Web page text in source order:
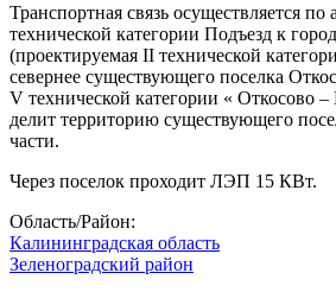
Транспортная связь осуществляется по
технической категории Подъезд к
(проектируемая II технической
севернее существующего поселка
V технической категории « Откосово
делит территорию существующего
части.
Через поселок проходит ЛЭП 15 КВт.
Область/Район:
Калининградская область
Зеленоградский район